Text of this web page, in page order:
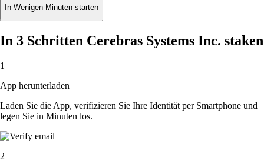
In Wenigen Minuten starten
In 3 Schritten Cerebras Systems Inc. staken
1
App herunterladen
Laden Sie die App, verifizieren Sie Ihre Identität per Smartphone und
legen Sie in Minuten los.
2